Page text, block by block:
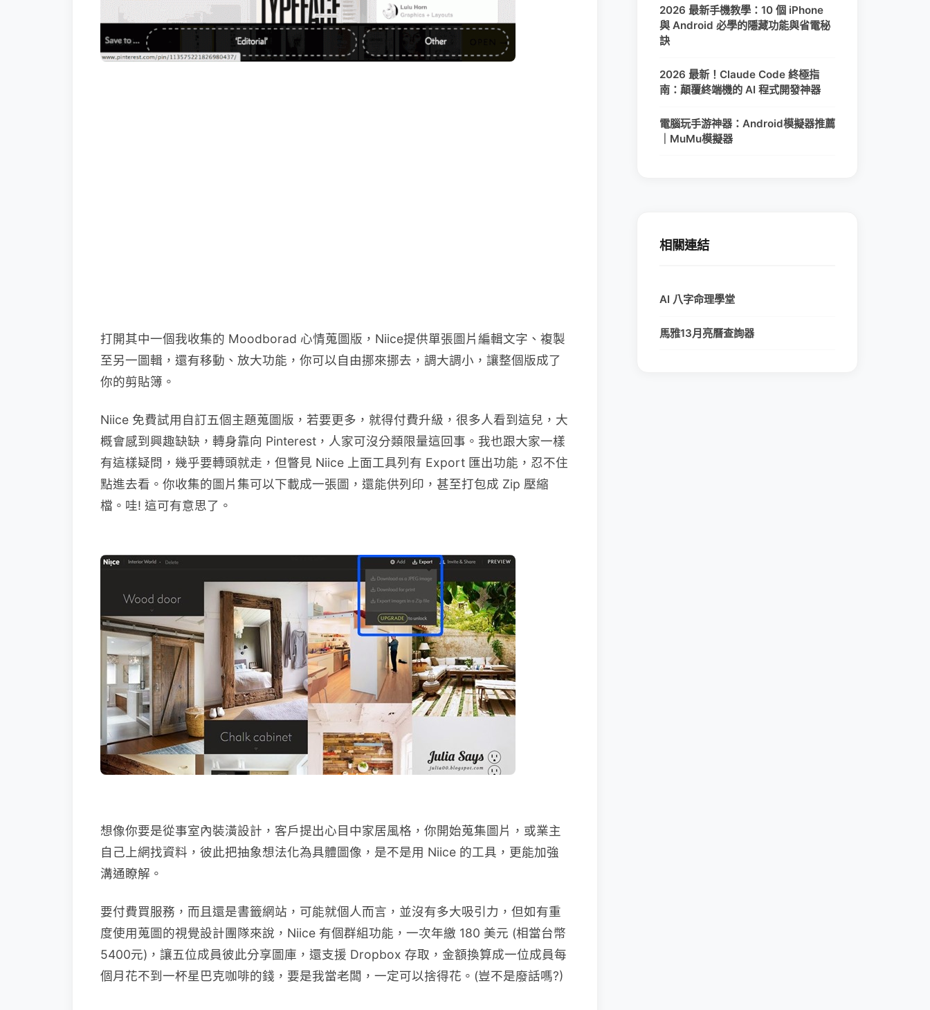
打開其中一個我收集的 Moodborad 心情蒐圖版，Niice提供單張圖片編輯文字、複製
至另一圖輯，還有移動、放大功能，你可以自由挪來挪去，調大調小，讓整個版成了
你的剪貼簿。
Niice 免費試用自訂五個主題蒐圖版，若要更多，就得付費升級，很多人看到這兒，大
概會感到興趣缺缺，轉身靠向 Pinterest，人家可沒分類限量這回事。我也跟大家一樣
有這樣疑問，幾乎要轉頭就走，但瞥見 Niice 上面工具列有 Export 匯出功能，忍不住
點進去看。你收集的圖片集可以下載成一張圖，還能供列印，甚至打包成 Zip 壓縮
檔。哇! 這可有意思了。
想像你要是從事室內裝潢設計，客戶提出心目中家居風格，你開始蒐集圖片，或業主
自己上網找資料，彼此把抽象想法化為具體圖像，是不是用 Niice 的工具，更能加強
溝通瞭解。
要付費買服務，而且還是書籤網站，可能就個人而言，並沒有多大吸引力，但如有重
度使用蒐圖的視覺設計團隊來說，Niice 有個群組功能，一次年繳 180 美元 (相當台幣
5400元)，讓五位成員彼此分享圖庫，還支援 Dropbox 存取，金額換算成一位成員每
個月花不到一杯星巴克咖啡的錢，要是我當老闆，一定可以捨得花。(豈不是廢話嗎?)
2026 最新手機教學：10 個 iPhone
與 Android 必學的隱藏功能與省電秘
訣
2026 最新！Claude Code 終極指
南：顛覆終端機的 AI 程式開發神器
電腦玩手游神器：Android模擬器推薦
｜MuMu模擬器
相關連結
AI 八字命理學堂
馬雅13月亮曆查詢器